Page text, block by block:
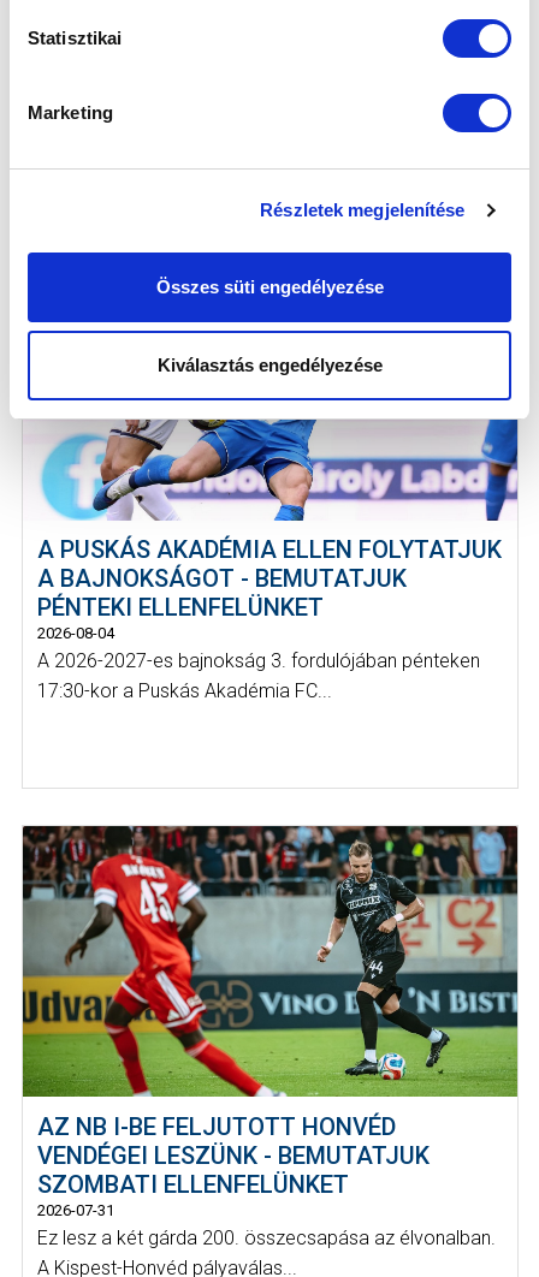
Statisztikai
Marketing
Részletek megjelenítése
Összes süti engedélyezése
Kiválasztás engedélyezése
KAPCSOLÓDÓ CIKKEK
A PUSKÁS AKADÉMIA ELLEN FOLYTATJUK
A BAJNOKSÁGOT - BEMUTATJUK
PÉNTEKI ELLENFELÜNKET
2026-08-04
A 2026-2027-es bajnokság 3. fordulójában pénteken
17:30-kor a Puskás Akadémia FC...
AZ NB I-BE FELJUTOTT HONVÉD
VENDÉGEI LESZÜNK - BEMUTATJUK
SZOMBATI ELLENFELÜNKET
2026-07-31
Ez lesz a két gárda 200. összecsapása az élvonalban.
A Kispest-Honvéd pályaválas...